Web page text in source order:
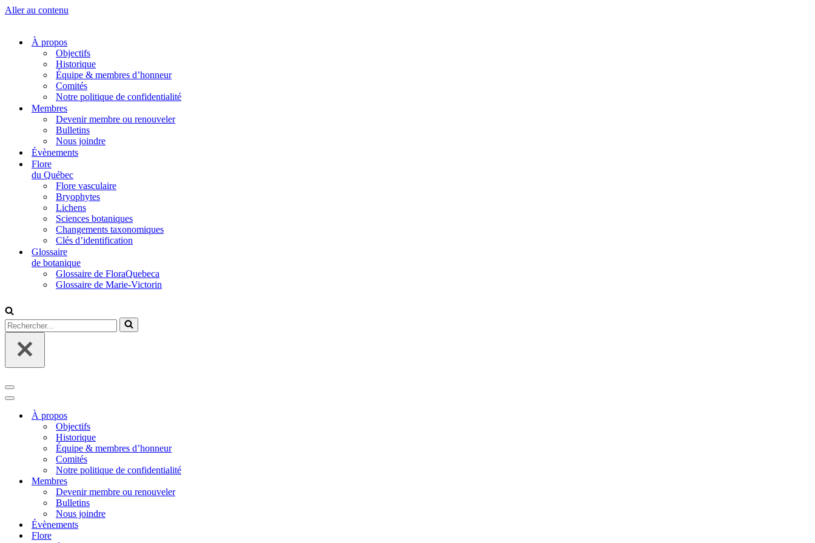
Aller au contenu
À propos
Objectifs
Historique
Équipe & membres d’honneur
Comités
Notre politique de confidentialité
Membres
Devenir membre ou renouveler
Bulletins
Nous joindre
Évènements
Flore
du Québec
Flore vasculaire
Bryophytes
Lichens
Sciences botaniques
Changements taxonomiques
Clés d’identification
Glossaire
de botanique
Glossaire de FloraQuebeca
Glossaire de Marie-Victorin
Rechercher...
Menu
de
navigation
Menu
navigationÀ propos
Objectifs
Historique
Équipe & membres d’honneur
Comités
Notre politique de confidentialité
Membres
Devenir membre ou renouveler
Bulletins
Nous joindre
Évènements
Flore